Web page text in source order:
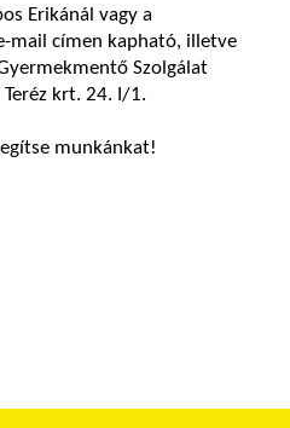
Erikánál vagy a
mail címen kapható, illetve
Szolgálat
krt. 24. I/1.
munkánkat!